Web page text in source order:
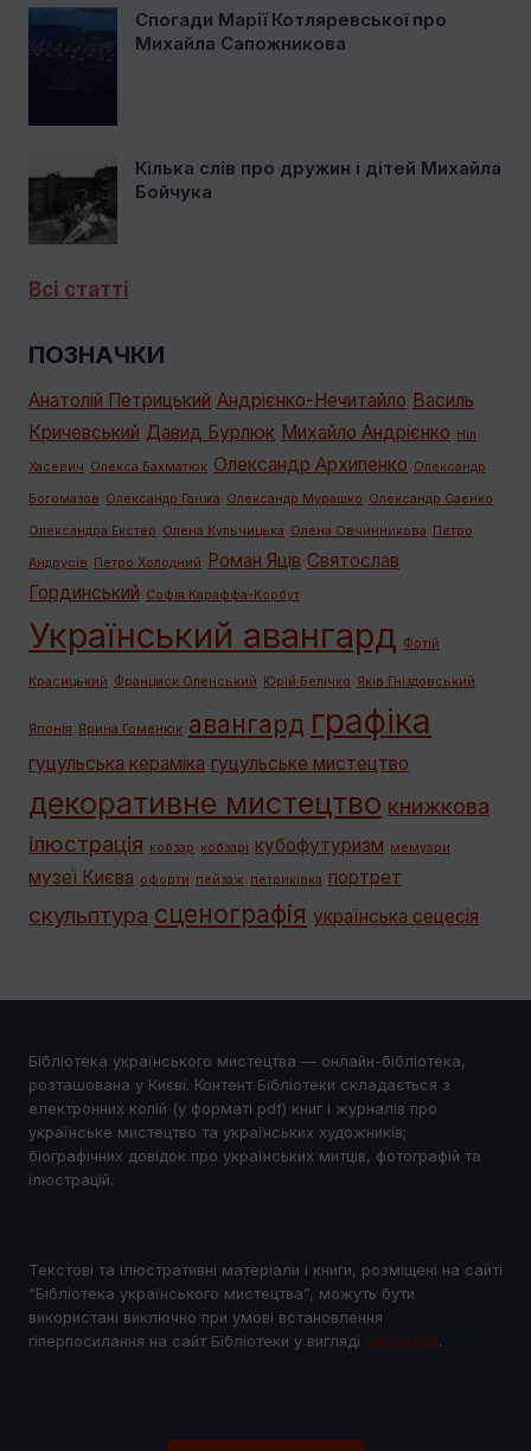
Спогади Марії Котляревської про
Михайла Сапожникова
Кілька слів про дружин і дітей Михайла
Бойчука
Всі статті
ПОЗНАЧКИ
Анатолій Петрицький Андрієнко-Нечитайло Василь
Кричевський Давид Бурлюк Михайло Андрієнко Ніл
Хасевич Олекса Бахматюк Олександр Архипенко Олександр
Богомазов Олександр Ганжа Олександр Мурашко Олександр Саєнко
Олександра Екстер Олена Кульчицька Олена Овчинникова Петро
Андрусів Петро Холодний Роман Яців Святослав
Гординський Софія Караффа-Корбут
Український авангард Фотій
Красицький Франциск Оленський Юрій Белічко Яків Гніздовський
Японія Ярина Гоменюк авангард графiка
гуцульська кераміка гуцульське мистецтво
декоративне мистецтво книжкова
ілюстрація кобзар кобзарі кубофутуризм мемуари
музеї Києва офорти пейзаж петриківка портрет
скульптура сценографія українська сецесія
Бібліотека українського мистецтва — онлайн-бібліотека,
розташована у Києві. Контент Бібліотеки складається з
електронних копій (у форматі pdf) книг і журналів про
українське мистецтво та українських художників;
біографічних довідок про українських митців, фотографій та
ілюстрацій.
Текстові та ілюстративні матеріали і книги, розміщені на сайті
“Бібліотека українського мистецтва”, можуть бути
використані виключно при умові встановлення
гіперпосилання на сайт Бібліотеки у виглядi uartlib.org.